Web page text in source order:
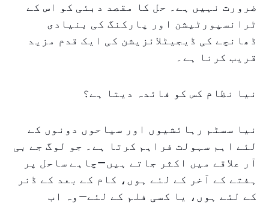
ضرورت نہیں ہے۔ حل کا مقصد دبئی کو اس کے
ٹرانسپورٹیشن اور پارکنگ کی بنیادی
ڈھانچے کی ڈیجیٹلائزیشن کی ایک قدم مزید
قریب کرنا ہے۔
نیا نظام کس کو فائدہ دیتا ہے؟
نیا سسٹم رہائشیوں اور سیاحوں دونوں کے
لئے اہم سہولت فراہم کرتا ہے۔ جو لوگ جے بی
آر علاقے میں اکثر جاتے ہیں—چاہے ساحل پر
ہفتے کے آخر کے لئے ہوں، کام کے بعد کے ڈنر
کے لئے ہوں، یا کسی فلم کے لئے—وہ اب